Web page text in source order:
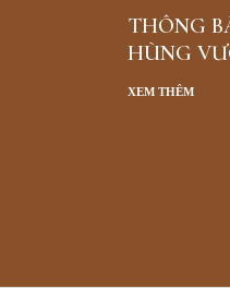
THÔNG
HÙNG
XEM THÊM